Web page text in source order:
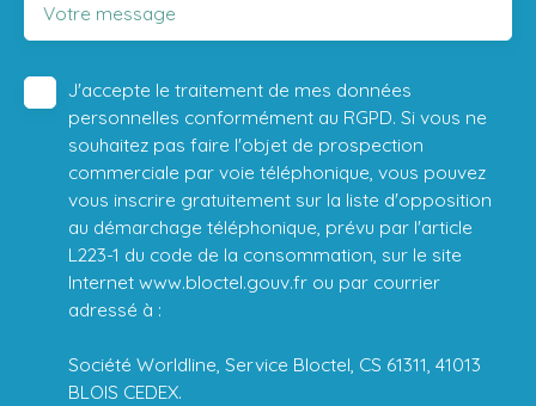
Votre message
J'accepte le traitement de mes données
personnelles conformément au RGPD. Si vous ne
souhaitez pas faire l'objet de prospection
commerciale par voie téléphonique, vous pouvez
vous inscrire gratuitement sur la liste d'opposition
au démarchage téléphonique, prévu par l'article
L223-1 du code de la consommation, sur le site
Internet www.bloctel.gouv.fr ou par courrier
adressé à :
Société Worldline, Service Bloctel, CS 61311, 41013
BLOIS CEDEX.